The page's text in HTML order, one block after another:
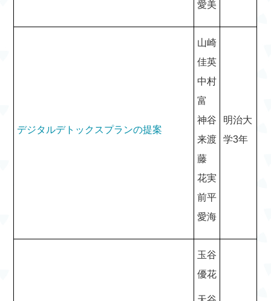
愛美
デジタルデトックスプランの提案
山崎
佳英
中村
富
神谷
来渡
藤
花実
前平
愛海
明治大
学3年
玉谷
優花